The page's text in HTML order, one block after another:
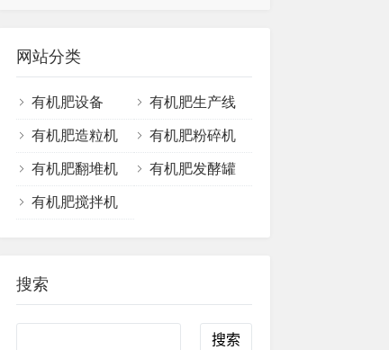
网站分类
有机肥设备 有机肥生产线
有机肥造粒机 有机肥粉碎机
有机肥翻堆机 有机肥发酵罐
有机肥搅拌机
搜索